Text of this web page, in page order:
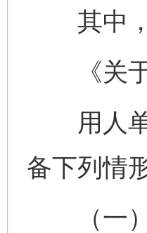
其中，1
《关于
用人单
备下列情
（一）